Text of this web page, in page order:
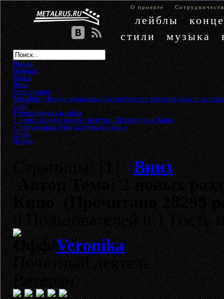
О проекте
лейблы
стили
музыка
Начало
Помощь
Поиск
Вход
Регистрация
MetalRus - Форум музыкального сообщества тяжелого рока и металла
Сайт»
Работа форума и сайта»
2 новых раздела нашего форума: Литература и Кино
« предыдущая тема следующая тема »
Ответ
Печать
Страницы: [1]Вниз
АвторТема: 2 новых
Кино (Прочитано 28299
0 Пользователей и 1 Гость
Veronika
Почетный деятель
Ветеран